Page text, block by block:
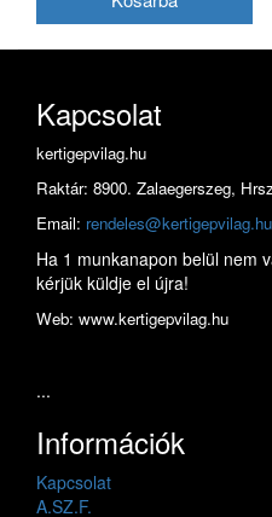
Kapcsolat
kertigepvilag.hu
Raktár: 8900. Zalaegerszeg,
Email: rendeles@kertigepvilag.hu
Ha 1 munkanapon belül nem
kérjük küldje el újra!
Web: www.kertigepvilag.hu
...
Információk
Kapcsolat
A.SZ.F.